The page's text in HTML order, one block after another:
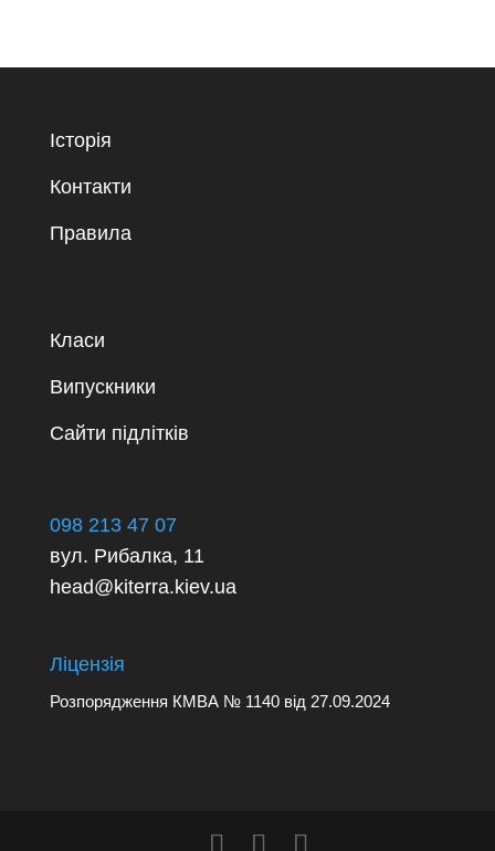
Історія
Контакти
Правила
Класи
Випускники
Сайти підлітків
098 213 47 07
вул. Рибалка, 11
head@kiterra.kiev.ua
Ліцензія
Розпорядження КМВА № 1140від 27.09.2024